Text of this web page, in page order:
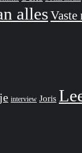
alles
interview Joris